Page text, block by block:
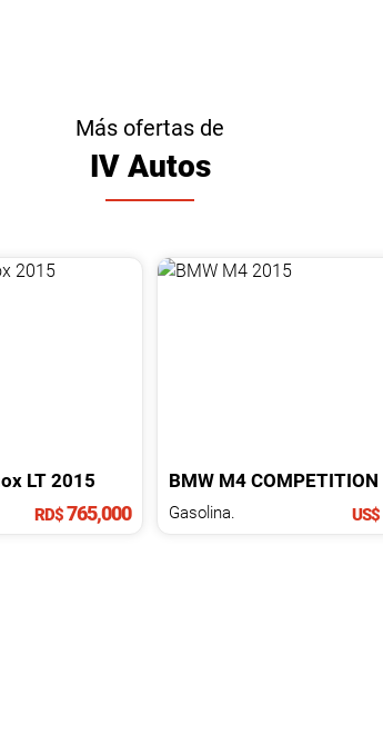
Más ofertas de
IV Autos
LT 2015
RD$765,000
BMW M4 COMPETITION
Gasolina. US$